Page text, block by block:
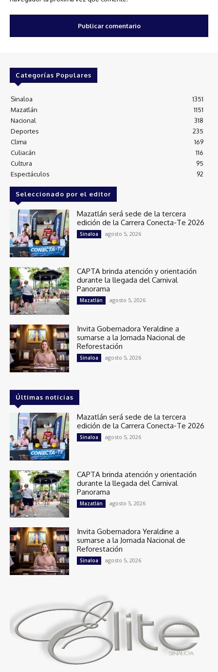
Categorías Populares
Sinaloa
1351
Mazatlán
1151
Nacional
318
Deportes
235
Clima
169
Culiacán
116
Cultura
95
Espectáculos
92
Seleccionado por el editor
Mazatlán será sede de la tercera
edición de la Carrera Conecta-Te 2026
Sinaloa agosto 5, 2026
CAPTA brinda atención y orientación
durante la llegada del Carnival
Panorama
Mazatlán agosto 5, 2026
Invita Gobernadora Yeraldine a
sumarse a la Jornada Nacional de
Reforestación
Sinaloa agosto 5, 2026
Últimas noticias
Mazatlán será sede de la tercera
edición de la Carrera Conecta-Te 2026
Sinaloa agosto 5, 2026
CAPTA brinda atención y orientación
durante la llegada del Carnival
Panorama
Mazatlán agosto 5, 2026
Invita Gobernadora Yeraldine a
sumarse a la Jornada Nacional de
Reforestación
Sinaloa agosto 5, 2026